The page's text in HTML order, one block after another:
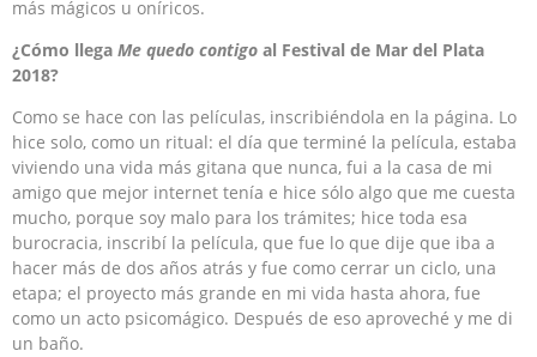
más mágicos u oníricos.
¿Cómo llega Me quedo contigo al Festival de Mar del Plata
2018?
Como se hace con las películas, inscribiéndola en la página. Lo
hice solo, como un ritual: el día que terminé la película, estaba
viviendo una vida más gitana que nunca, fui a la casa de mi
amigo que mejor internet tenía e hice sólo algo que me cuesta
mucho, porque soy malo para los trámites; hice toda esa
burocracia, inscribí la película, que fue lo que dije que iba a
hacer más de dos años atrás y fue como cerrar un ciclo, una
etapa; el proyecto más grande en mi vida hasta ahora, fue
como un acto psicomágico. Después de eso aproveché y me di
un baño.